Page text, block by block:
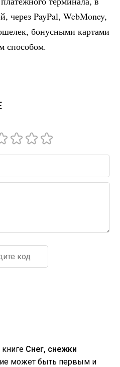
через PayPal, WebMoney,
бонусными картами
способом.
Снег, снежки
может быть первым и